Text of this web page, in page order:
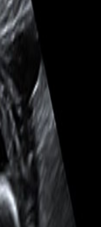
gospodičnica
zaključiti spol ;) )
ima li čega između
i treskanja,
raširenim nožicama.
su Jana i Tin.
sobu u rozo
za kupiti), jer se
kuta, pa je
put (bit će to
Dugi smo